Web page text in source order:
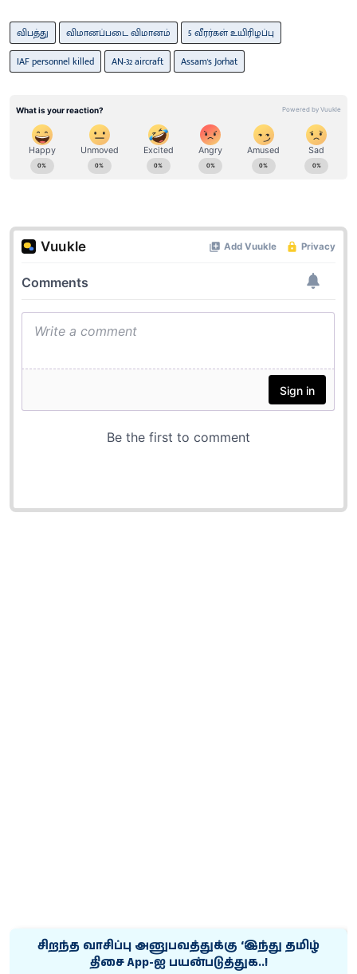
விபத்து விமானப்படை விமானம்
5 வீரர்கள் உயிரிழப்பு
IAF personnel killed
AN-32 aircraft Assam's Jorhat
சிறந்த வாசிப்பு அனுபவத்துக்கு ‘இந்து தமிழ்
திசை App-ஐ பயன்படுத்துக..!